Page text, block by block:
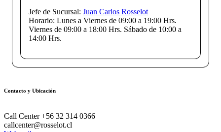
Jefe de Sucursal: Juan Carlos Rosselot
Horario: Lunes a Viernes de 09:00 a 19:00 Hrs.
Viernes de 09:00 a 18:00 Hrs. Sábado de 10:00 a
14:00 Hrs.
Contacto y Ubicación
Call Center +56 32 314 0366
callcenter@rosselot.cl